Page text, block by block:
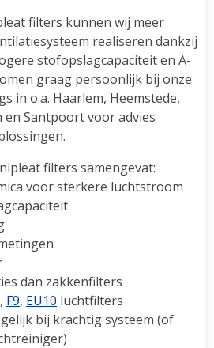
filters kunnen wij meer
realiseren dankzij
stofopslagcapaciteit en A-
graag persoonlijk bij onze
in o.a. Haarlem, Heemstede,
en Santpoort voor advies
filters samengevat:
voor sterkere luchtstroom
dan zakkenfilters
, F9, EU10 luchtfilters
bij krachtig systeem (of